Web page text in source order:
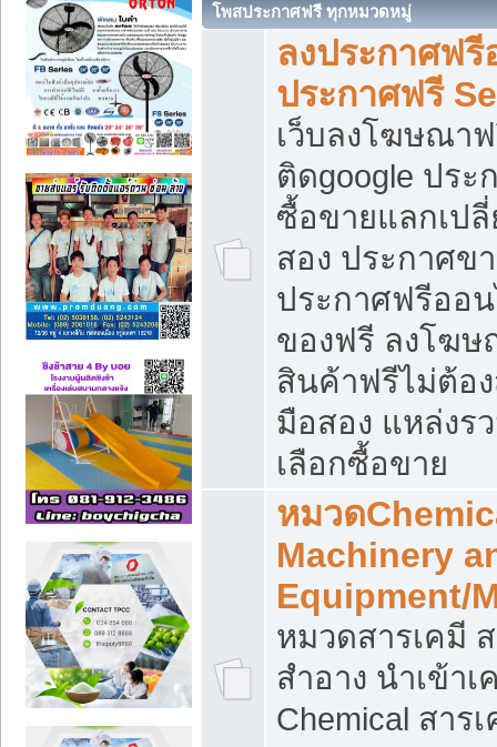
โพสประกาศฟรี ทุกหมวดหมู่
ลงประกาศฟ
ประกาศฟรี
เว็บลงโฆษณา
ติดgoogle ปร
ซื้อขายแลกเป
สอง ประกาศข
ประกาศฟรีออ
ของฟรี ลงโฆ
สินค้าฟรีไม่ต้อ
มือสอง แหล่งร
เลือกซื้อขาย
หมวด
Machinery
Equipment/
หมวดสารเคมี
สำอาง นำเข้
Chemical สาร